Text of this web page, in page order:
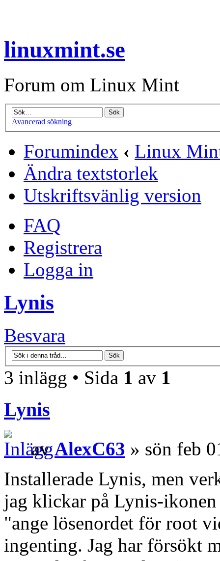
linuxmint.se
Forum om Linux Mint
Avancerad sökning
Forumindex ‹ Linux
Ändra textstorlek
Utskriftsvänlig version
FAQ
Registrera
Logga in
Lynis
Besvara
3 inlägg • Sida 1 av 1
Lynis
avAlexC63 » sön feb
Installerade Lynis, men
jag klickar på Lynis-ikonen
"ange lösenordet för root
ingenting. Jag har försökt